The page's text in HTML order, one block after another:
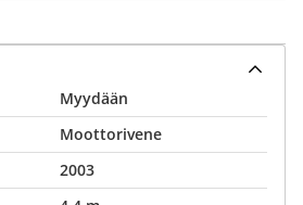
Myydään
Moottorivene
2003